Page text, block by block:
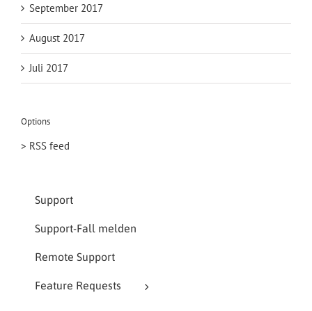
September 2017
August 2017
Juli 2017
Options
> RSS feed
Support
Support-Fall melden
Remote Support
Feature Requests